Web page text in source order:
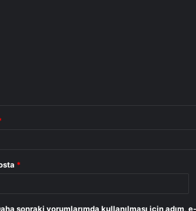
*
sonraki yorumlarımda kullanılması için adım,